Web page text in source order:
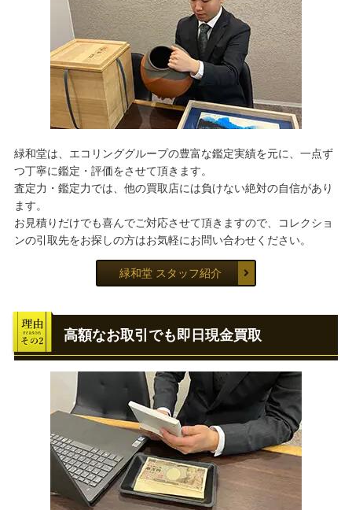
緑和堂は、エコリンググループの豊富な鑑定実績を元に、一点ず
つ丁寧に鑑定・評価をさせて頂きます。
査定力・鑑定力では、他の買取店には負けない絶対の自信があり
ます。
お見積りだけでも喜んでご対応させて頂きますので、コレクショ
ンの引取先をお探しの方はお気軽にお問い合わせください。
緑和堂 スタッフ紹介
高額なお取引でも即日現金買取